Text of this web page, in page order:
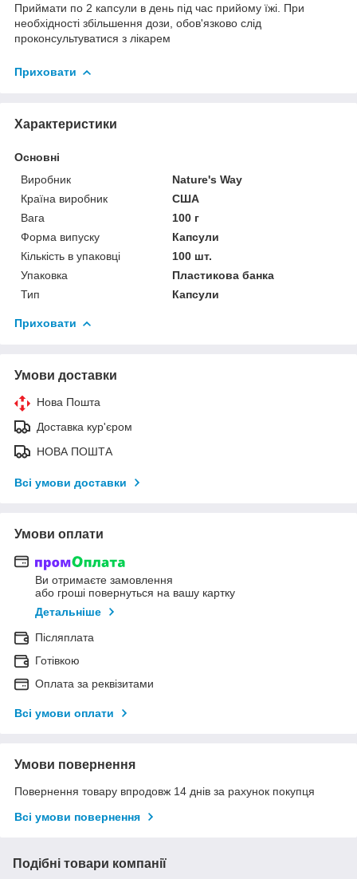
Приймати по 2 капсули в день під час прийому їжі. При
необхідності збільшення дози, обов'язково слід
проконсультуватися з лікарем
Приховати
Характеристики
Основні
Виробник
Nature's Way
Країна виробник
США
Вага
100 г
Форма випуску
Капсули
Кількість в упаковці
100 шт.
Упаковка
Пластикова банка
Тип
Капсули
Приховати
Умови доставки
Нова Пошта
Доставка кур'єром
НОВА ПОШТА
Всі умови доставки
Умови оплати
Ви отримаєте замовлення
або гроші повернуться на вашу картку
Детальніше
Післяплата
Готівкою
Оплата за реквізитами
Всі умови оплати
Умови повернення
Повернення товару впродовж 14 днів за рахунок покупця
Всі умови повернення
Подібні товари компанії